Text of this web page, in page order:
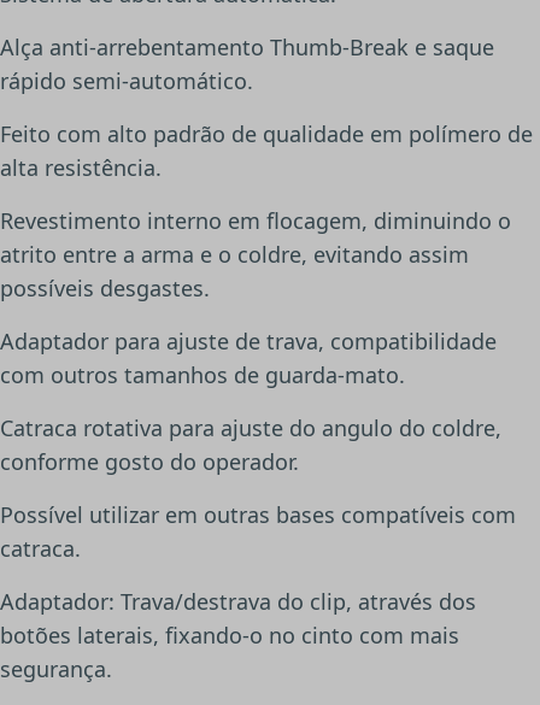
Alça anti-arrebentamento Thumb-Break e saque
rápido semi-automático.
Feito com alto padrão de qualidade em polímero de
alta resistência.
Revestimento interno em flocagem, diminuindo o
atrito entre a arma e o coldre, evitando assim
possíveis desgastes.
Adaptador para ajuste de trava, compatibilidade
com outros tamanhos de guarda-mato.
Catraca rotativa para ajuste do angulo do coldre,
conforme gosto do operador.
Possível utilizar em outras bases compatíveis com
catraca.
Adaptador: Trava/destrava do clip, através dos
botões laterais, fixando-o no cinto com mais
segurança.